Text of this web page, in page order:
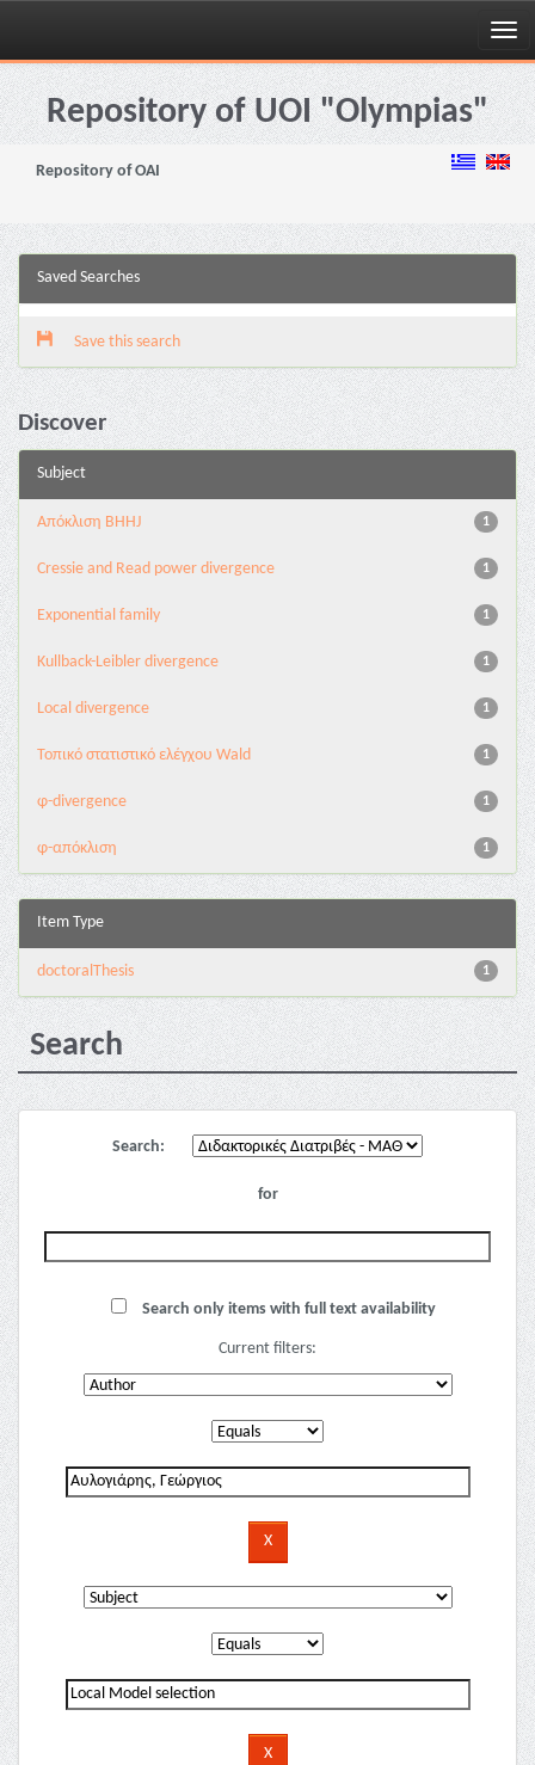
Skip
navigationRepository of UOI "Olympias"
Repository of OAI
Saved Searches
Save this search
Discover
Subject
1
Aπόκλιση BHHJ
1
Cressie and Read power divergence
1
Exponential family
1
Kullback-Leibler divergence
1
Local divergence
1
Τοπικό στατιστικό ελέγχου Wald
1
φ-divergence
1
φ-απόκλιση
Item Type
1
doctoralThesis
Search
Search:
for
Search only items with full text availability
Current filters: